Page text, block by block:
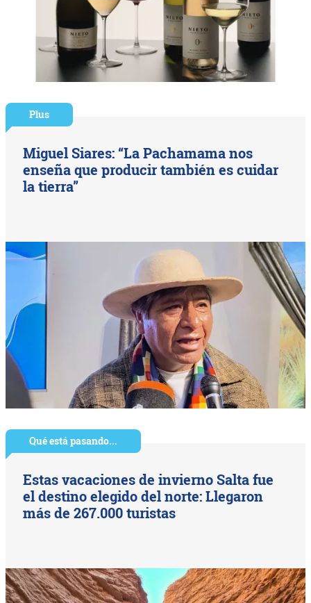
Plus
Miguel Siares: “La Pachamama nos
enseña que producir también es cuidar
la tierra”
Qué está pasando...
Estas vacaciones de invierno Salta fue
el destino elegido del norte: Llegaron
más de 267.000 turistas